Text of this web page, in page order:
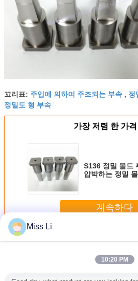
꼬리표: 주입에 의하여 주조되는 부속 , 정
정밀도 형 부속
가장 저렴 한 가
S136 정밀 몰드
압박하는 정밀
계속하다
더 많은 것
Miss Li
10:20 PM